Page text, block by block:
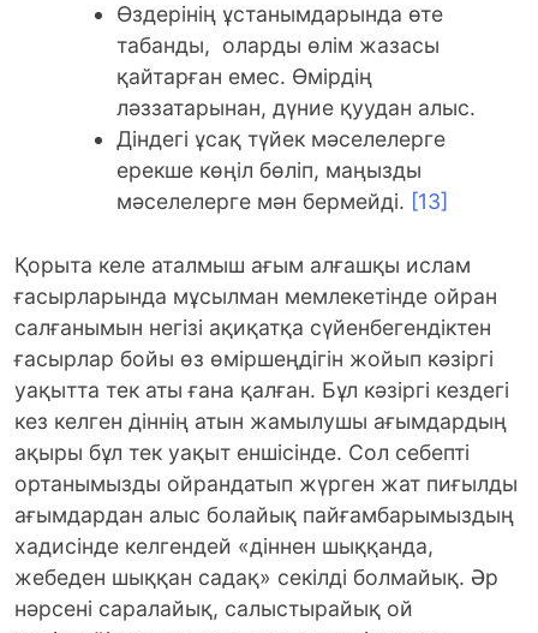
Өздерінің ұстанымдарында өте
табанды, оларды өлім жазасы
қайтарған емес. Өмірдің
ләззатарынан, дүние қуудан алыс.
Діндегі ұсақ түйек мәселелерге
ерекше көңіл бөліп, маңызды
мәселелерге мән бермейді. [13]
Қорыта келе аталмыш ағым алғашқы ислам
ғасырларында мұсылман мемлекетінде ойран
салғанымын негізі ақиқатқа сүйенбегендіктен
ғасырлар бойы өз өміршеңдігін жойып кәзіргі
уақытта тек аты ғана қалған. Бұл кәзіргі кездегі
кез келген діннің атын жамылушы ағымдардың
ақыры бұл тек уақыт еншісінде. Сол себепті
ортанымызды ойрандатып жүрген жат пиғылды
ағымдардан алыс болайық пайғамбарымыздың
хадисінде келгендей «діннен шыққанда,
жебеден шыққан садақ» секілді болмайық. Әр
нәрсені саралайық, салыстырайық ой